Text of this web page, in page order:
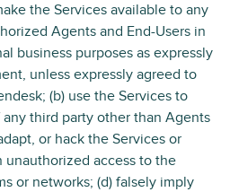
the Services available to any
Agents and End-Users in
business purposes as expressly
unless expressly agreed to
(b) use the Services to
third party other than Agents
or hack the Services or
access to the
or networks; (d) falsely imply